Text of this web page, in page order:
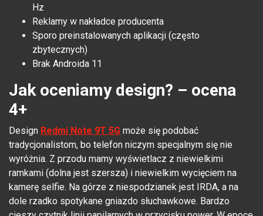
Hz
Reklamy w nakładce producenta
Sporo preinstalowanych aplikacji (często
zbytecznych)
Brak Androida 11
Jak oceniamy design? – ocena
4+
Design Redmi Note 9T 5G może się podobać
tradycjonalistom, bo telefon niczym specjalnym się nie
wyróżnia. Z przodu mamy wyświetlacz z niewielkimi
ramkami (dolna jest szersza) i niewielkim wycięciem na
kamerę selfie. Na górze z niespodzianek jest IRDA, a na
dole rzadko spotykane gniazdo słuchawkowe. Bardzo